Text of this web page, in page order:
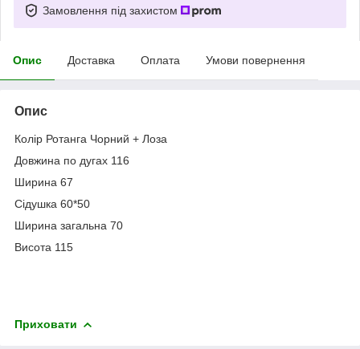
Замовлення під захистом
Опис Доставка Оплата Умови повернення
Опис
Колір Ротанга Чорний + Лоза
Довжина по дугах 116
Ширина 67
Сідушка 60*50
Ширина загальна 70
Висота 115
Приховати